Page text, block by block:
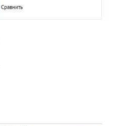
Сравнить